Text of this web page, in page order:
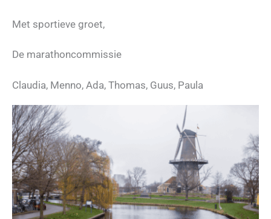
Met sportieve groet,
De marathoncommissie
Claudia, Menno, Ada, Thomas, Guus, Paula